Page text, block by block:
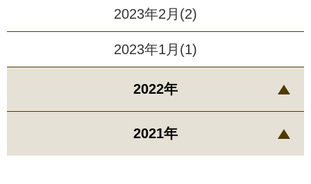
2023年2月(2)
2023年1月(1)
2022年
2021年